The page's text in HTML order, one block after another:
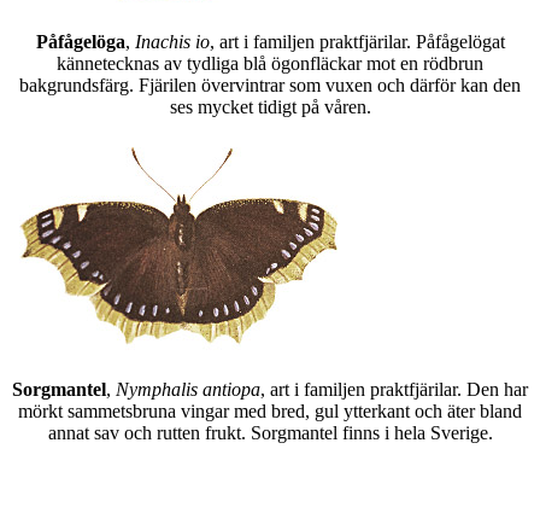
Påfågelöga, Inachis io, art i familjen praktfjärilar. Påfågelögat
kännetecknas av tydliga blå ögonfläckar mot en rödbrun
bakgrundsfärg. Fjärilen övervintrar som vuxen och därför kan den
ses mycket tidigt på våren.
Sorgmantel, Nymphalis antiopa, art i familjen praktfjärilar. Den har
mörkt sammetsbruna vingar med bred, gul ytterkant och äter bland
annat sav och rutten frukt. Sorgmantel finns i hela Sverige.